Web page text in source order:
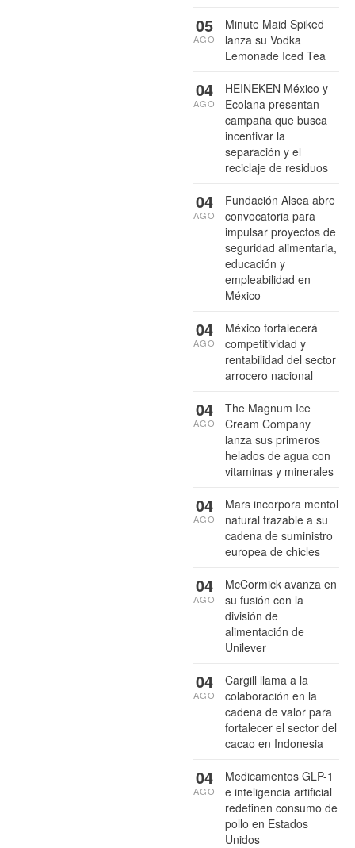
Minute Maid Spiked
lanza su Vodka
Lemonade Iced Tea
05
AGO
HEINEKEN México y
Ecolana presentan
campaña que busca
incentivar la
separación y el
reciclaje de residuos
04
AGO
Fundación Alsea abre
convocatoria para
impulsar proyectos de
seguridad alimentaria,
educación y
empleabilidad en
México
04
AGO
México fortalecerá
competitividad y
rentabilidad del sector
arrocero nacional
04
AGO
The Magnum Ice
Cream Company
lanza sus primeros
helados de agua con
vitaminas y minerales
04
AGO
Mars incorpora mentol
natural trazable a su
cadena de suministro
europea de chicles
04
AGO
McCormick avanza en
su fusión con la
división de
alimentación de
Unilever
04
AGO
Cargill llama a la
colaboración en la
cadena de valor para
fortalecer el sector del
cacao en Indonesia
04
AGO
Medicamentos GLP-1
e inteligencia artificial
redefinen consumo de
pollo en Estados
Unidos
04
AGO